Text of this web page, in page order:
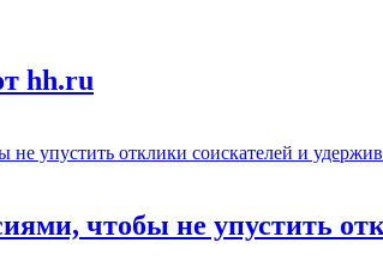
hh.ru
чтобы не упустить